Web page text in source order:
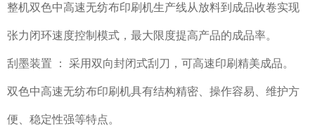
整机双色中高速无纺布印刷机生产线从放料到成品收卷实现
张力闭环速度控制模式，最大限度提高产品的成品率。
刮墨装置 ： 采用双向封闭式刮刀，可高速印刷精美成品。
双色中高速无纺布印刷机具有结构精密、操作容易、维护方
便、稳定性强等特点。